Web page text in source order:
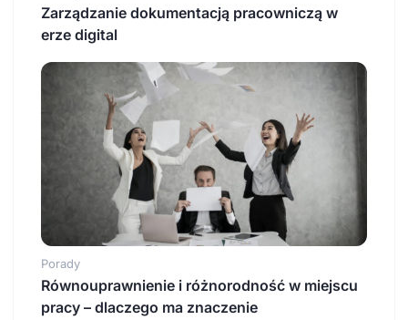
Zarządzanie dokumentacją pracowniczą w
erze digital
Porady
Równouprawnienie i różnorodność w miejscu
pracy – dlaczego ma znaczenie